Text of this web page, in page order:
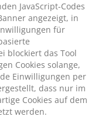
JavaScript-Codes
angezeigt, in
für
blockiert das Tool
Cookies solange,
Einwilligungen per
dass nur im
Cookies auf dem
werden.